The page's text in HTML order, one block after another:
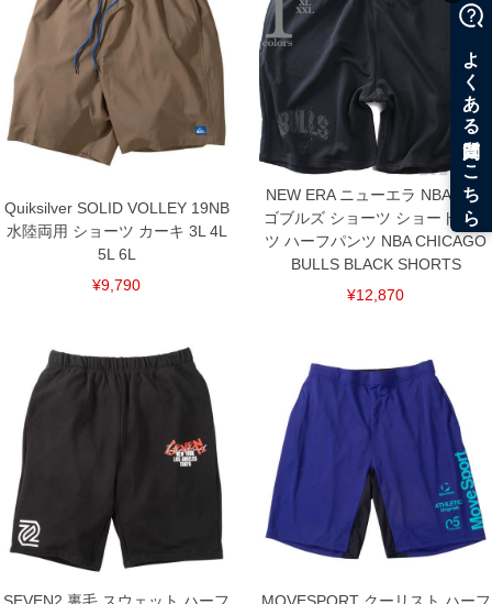
5L/115～130/26/44/150/64
6L/125～140/26/46/160/66
単位はcm
※【返品交換について】
返品交換希望の方は、商品到着後1週間以内にご連絡ください。
下着(肌着)やワイシャツは商品の性質上、返品交換不可とさせて頂いております。予め
ご了承くださいませ。
※【ボトムの裾上げをご希望の場合】
備考欄に股下●cmとご記入下さい。（裾上げ無料対象商品は1本につき税込6,000円以
上の品が対象。1本5,999円以下の商品は有料（500円+税）となります。）
出荷まで約1週間～20日間程お時間を頂く場合がございます。
尚、裾上げした商品は返品・交換不可となりますので、予めご了承下さい。
一部、お直しに対応出来ない商品がございます。(例：裾にファスナーや調節ひもが付
いている、極端なデザインが施されている等)
ください。
※当店での掲載商品は、実店鋪と在庫を共用しておりますので店頭での売り違い、店
舗からのお取り寄せ等により、お客様にご迷惑をお掛けしてしまう場合がございま
す。そのようなことがない様最大限に努めておりますが、もしあった場合速やかにご
連絡させて頂きますので予めご了承ください。
Quiksilver SOLID VOLLEY 19NB
水陸両用 ショーツ カーキ 3L 4L
5L 6L
¥9,790
NEW ERA ニューエラ NBA シカ
ゴブルズ ショーツ ショートパン
ツ ハーフパンツ NBA CHICAGO
BULLS BLACK SHORTS
¥12,870